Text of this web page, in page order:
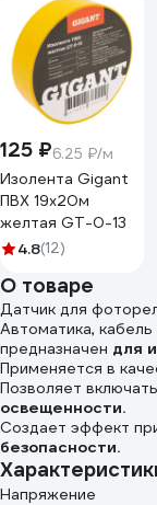
125 ₽6.25 ₽/м
Изолента Gigant
ПВХ 19x20м
желтая GT-0-13
4.8(12)
О товаре
Датчик для
Автоматика,
предназначен для
Применяется в
Позволяет
освещенности.
Создает эффект
безопасности.
Напряжение